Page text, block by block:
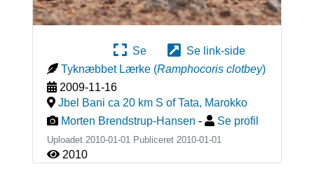
Se
Se link-side
Tyknæbbet Lærke (Ramphocoris clotbey)
2009-11-16
Jbel Bani ca 20 km S of Tata, Marokko
Morten Brendstrup-Hansen - Se profil
Uploadet 2010-01-01 Publiceret 2010-01-01
2010